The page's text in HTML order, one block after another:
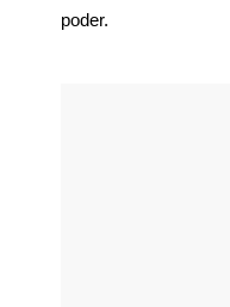
poder.